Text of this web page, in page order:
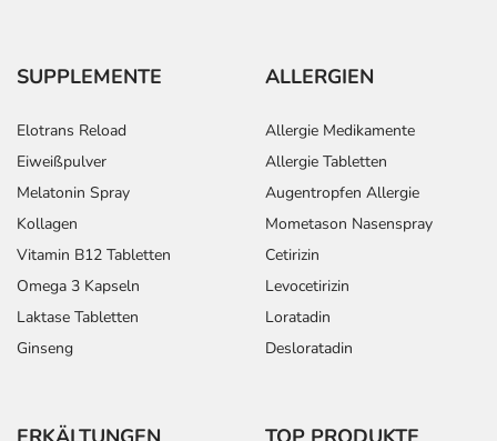
SUPPLEMENTE
Elotrans Reload
Eiweißpulver
Melatonin Spray
Kollagen
Vitamin B12 Tabletten
Omega 3 Kapseln
Laktase Tabletten
Ginseng
ALLERGIEN
Allergie Medikamente
Allergie Tabletten
Augentropfen Allergie
Mometason Nasenspray
Cetirizin
Levocetirizin
Loratadin
Desloratadin